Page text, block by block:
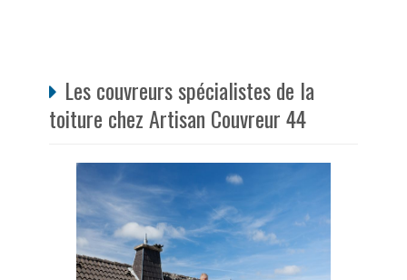
Les couvreurs spécialistes de la
toiture chez Artisan Couvreur 44